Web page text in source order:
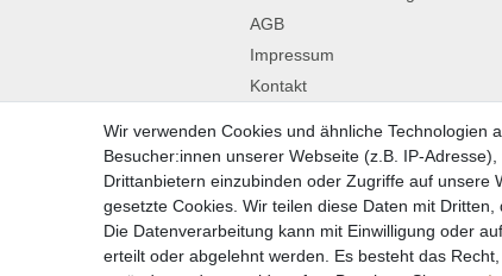
AGB
Impressum
Kontakt
Widerrufsformular
* Alle
Wir verwenden Cookies und ähnliche
Besucher:innen unserer Webseite (z.B. IP-
Drittanbietern einzubinden oder Zugriffe auf unsere
gesetzte Cookies. Wir teilen diese Daten mit Dritten,
Die Datenverarbeitung kann mit Einwilligung oder
erteilt oder abgelehnt werden. Es besteht das